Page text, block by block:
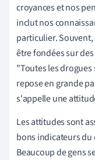
croyances et nos
inclut nos
particulier.
être fondées sur des
"Toutes les
repose en grande
s'appelle une
Les attitudes sont
bons indicateurs
Beaucoup de gens